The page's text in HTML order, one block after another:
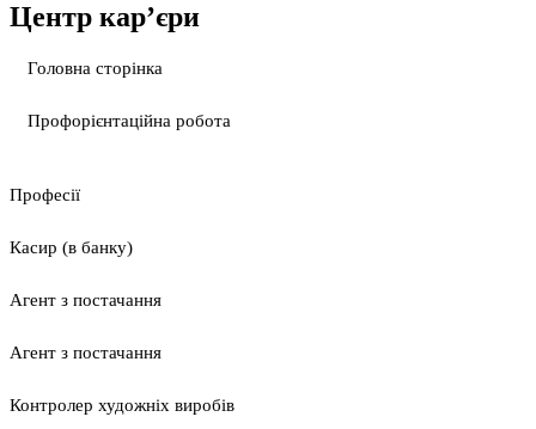
Центр кар’єри
Головна сторінка
Профорієнтаційна робота
Професії
Касир (в банку)
Агент з постачання
Агент з постачання
Контролер художніх виробів